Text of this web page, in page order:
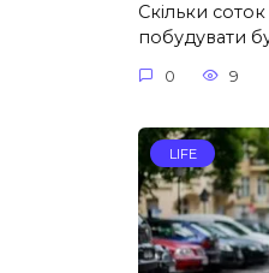
Скільки
побудувати
0 9
LIFE